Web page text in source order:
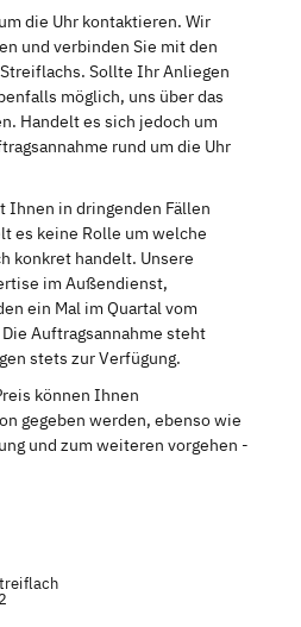
die Uhr kontaktieren. Wir
und verbinden Sie mit den
Sollte Ihr Anliegen
möglich, uns über das
Handelt es sich jedoch um
rund um die Uhr
Ihnen in dringenden Fällen
es keine Rolle um welche
konkret handelt. Unsere
im Außendienst,
ein Mal im Quartal vom
Auftragsannahme steht
stets zur Verfügung.
können Ihnen
gegeben werden, ebenso wie
und zum weiteren vorgehen -